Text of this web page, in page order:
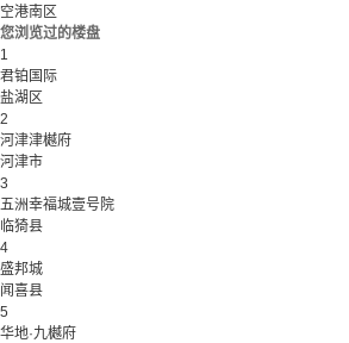
空港南区
您浏览过的楼盘
1
君铂国际
盐湖区
2
河津津樾府
河津市
3
五洲幸福城壹号院
临猗县
4
盛邦城
闻喜县
5
华地·九樾府